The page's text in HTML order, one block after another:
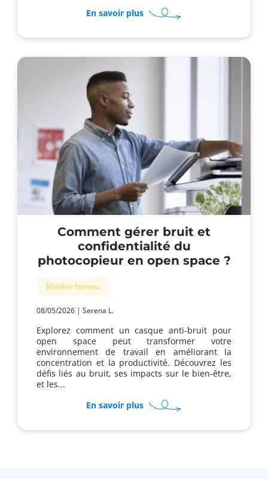
En savoir plussur
Comment
espace
Comment gérer bruit et
confidentialité du
photocopieur en open space ?
Mobilier bureau
08/05/2026 | Serena L.
Explorez comment un casque anti-bruit pour
open space peut transformer votre
environnement de travail en améliorant la
concentration et la productivité. Découvrez les
défis liés au bruit, ses impacts sur le bien-être,
et les...
En savoir plussur
Comment